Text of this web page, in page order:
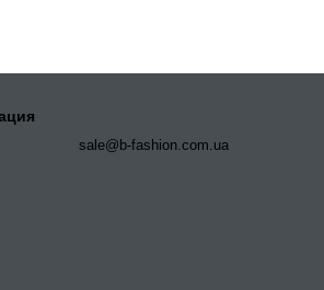
sale@b-fashion.com.ua